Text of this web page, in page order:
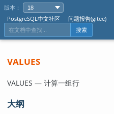
版本：
PostgreSQL中文社区
问题报告(gitee)
搜索
VALUES
VALUES — 计算一组行
大纲